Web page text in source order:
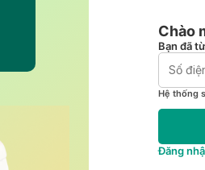
Chào
Bạn đã
Hệ thống
Đăng